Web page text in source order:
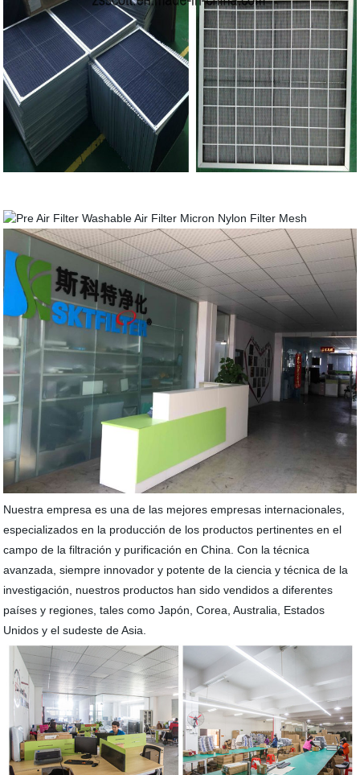
Nuestra empresa es una de las mejores empresas internacionales,
especializados en la producción de los productos pertinentes en el
campo de la filtración y purificación en China. Con la técnica
avanzada, siempre innovador y potente de la ciencia y técnica de la
investigación, nuestros productos han sido vendidos a diferentes
países y regiones, tales como Japón, Corea, Australia, Estados
Unidos y el sudeste de Asia.